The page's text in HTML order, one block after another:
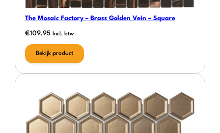
The Mosaic Factory – Brass Golden Vein – Square
€109,95 Incl. btw
Bekijk product